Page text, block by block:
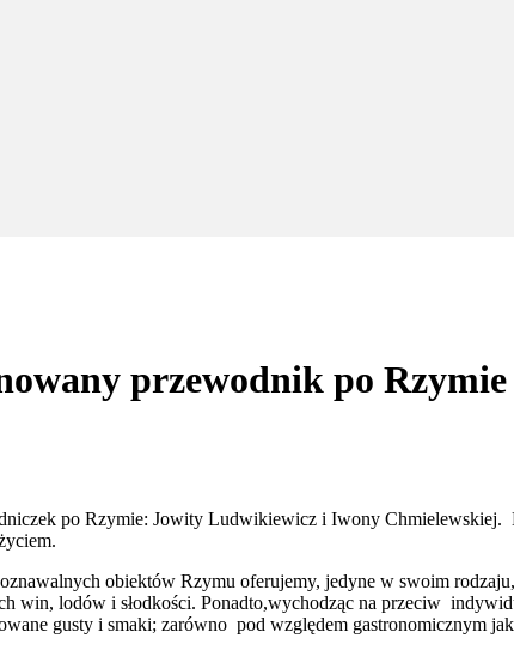
przewodnik po
po Rzymie: Jowity Ludwikiewicz i Iwony Chmielewskiej.
obiektów Rzymu oferujemy, jedyne w swoim
win, lodów i słodkości. Ponadto,wychodząc na przeciw
gusty i smaki; zarówno pod względem gastronomicznym